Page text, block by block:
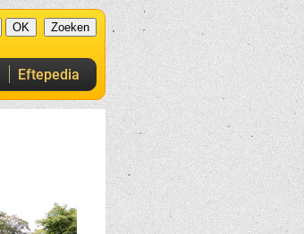
Eftepedia